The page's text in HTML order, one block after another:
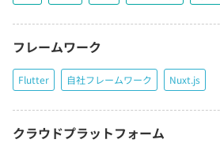
フレームワーク
Flutter 自社フレームワーク Nuxt.js
クラウドプラットフォーム